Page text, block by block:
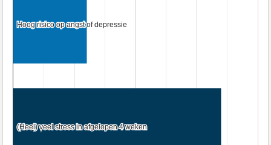
Hoog risico op angst of depressie
Hoog risico op angst of depressie
(Heel) veel stress in afgelopen 4 weken
(Heel) veel stress in afgelopen 4 weken